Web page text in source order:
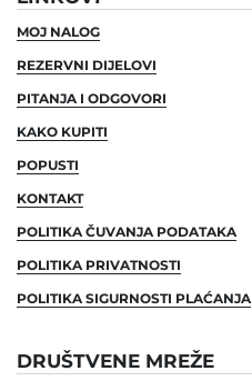
MOJ NALOG
REZERVNI DIJELOVI
PITANJA I ODGOVORI
KAKO KUPITI
POPUSTI
KONTAKT
POLITIKA ČUVANJA PODATAKA
POLITIKA PRIVATNOSTI
POLITIKA SIGURNOSTI PLAĆANJA
DRUŠTVENE MREŽE